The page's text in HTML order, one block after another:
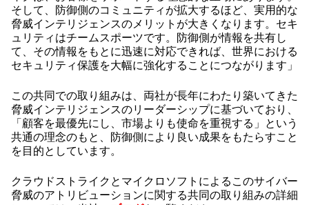
そして、防御側のコミュニティが拡大するほど、実用的な
脅威インテリジェンスのメリットが大きくなります。セキ
ュリティはチームスポーツです。防御側が情報を共有し
て、その情報をもとに迅速に対応できれば、世界における
セキュリティ保護を大幅に強化することにつながります」
この共同での取り組みは、両社が長年にわたり築いてきた
脅威インテリジェンスのリーダーシップに基づいており、
「顧客を最優先にし、市場よりも使命を重視する」という
共通の理念のもと、防御側により良い成果をもたらすこと
を目的としています。
クラウドストライクとマイクロソフトによるこのサイバー
脅威のアトリビューションに関する共同の取り組みの詳細